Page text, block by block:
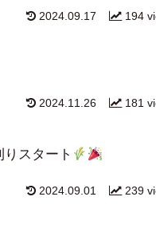
194
2024.09.17
181
2024.11.26
スタート
239
2024.09.01